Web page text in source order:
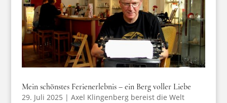
Mein schönstes Ferienerlebnis – ein Berg voller Liebe
29. Juli 2025 | Axel Klingenberg bereist die Welt